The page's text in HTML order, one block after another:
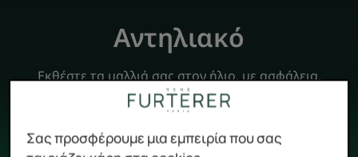
Αντηλιακό
Εκθέστε τα μαλλιά σας στον ήλιο, με ασφάλεια.
Σας προσφέρουμε μια εμπειρία που σας